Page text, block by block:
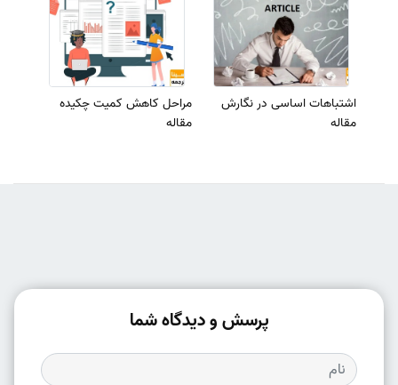
اشتباهات اساسی در نگارش
مقاله
مراحل کاهش کمیت چکیده
مقاله
پرسش و دیدگاه شما